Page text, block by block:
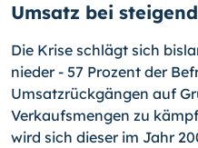
Umsatz bei
Die Krise schlägt sich
nieder - 57 Prozent der
Umsatzrückgängen auf
Verkaufsmengen zu
wird sich dieser im Jahr